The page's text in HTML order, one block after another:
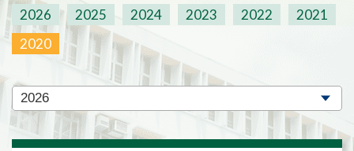
2026 2025 2024 2023 2022
2021
2020